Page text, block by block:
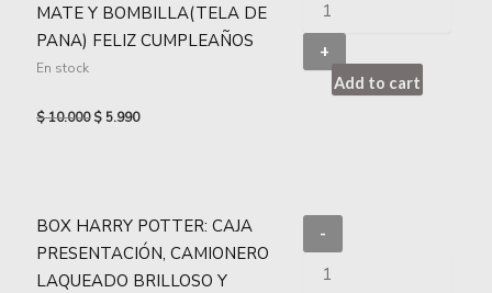
MATE Y BOMBILLA(TELA DE
PANA) FELIZ CUMPLEAÑOS
En stock
$10.000 $5.990
+
Add to cart
BOX HARRY POTTER: CAJA
PRESENTACIÓN, CAMIONERO
LAQUEADO BRILLOSO Y
-